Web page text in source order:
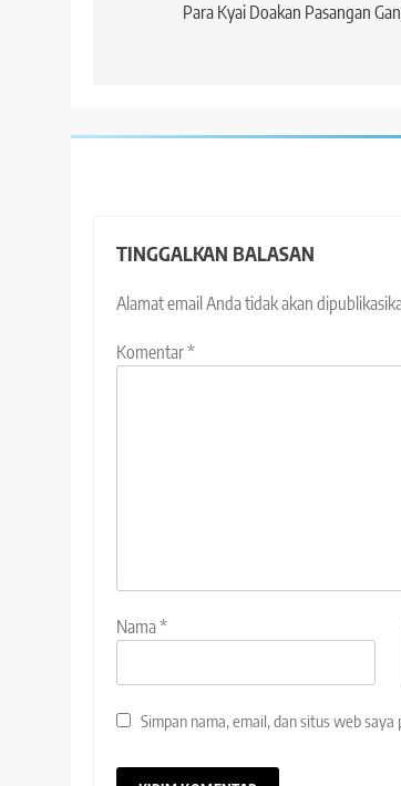
Para Kyai Doakan Pasangan
TINGGALKAN BALASAN
Alamat email Anda tidak akan
Komentar*
Nama*
Simpan nama, email, dan situs web